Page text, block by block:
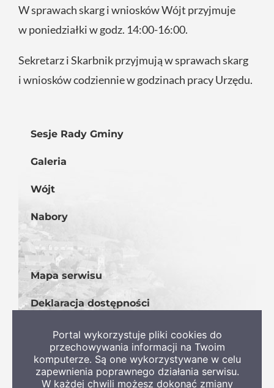
W sprawach skarg i wniosków Wójt przyjmuje
w poniedziałki w godz. 14:00-16:00.
Sekretarz i Skarbnik przyjmują w sprawach skarg
i wniosków codziennie w godzinach pracy Urzędu.
Sesje Rady Gminy
Galeria
Wójt
Nabory
Mapa serwisu
Deklaracja dostępności
Portal wykorzystuje pliki cookies do
przechowywania informacji na Twoim
komputerze. Są one wykorzystywane w celu
zapewnienia poprawnego działania serwisu.
W każdej chwili możesz dokonać zmiany